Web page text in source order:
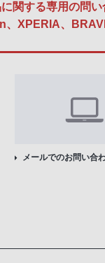
関する専用の問い
XPERIA、
メールでのお問い合